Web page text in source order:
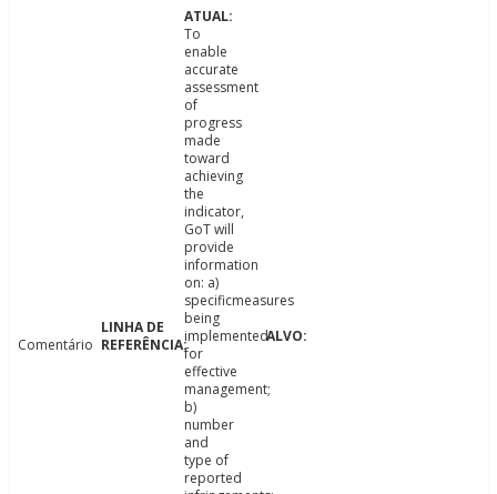
Comentário
To
enable
accurate
assessment
of
progress
made
toward
achieving
the
indicator,
GoT will
provide
information
on: a)
specificmeasures
being
implemented
for
effective
management;
b)
number
and
type of
reported